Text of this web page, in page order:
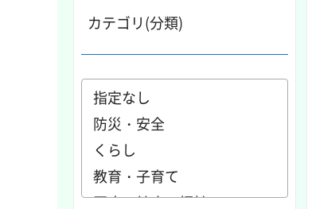
カテゴリ(分類)